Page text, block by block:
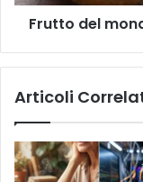
m
a
r
l
c
o
m
Frutto del
Articoli